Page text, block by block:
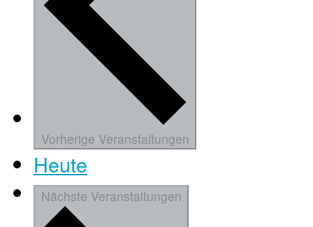
Vorherige Veranstaltungen
Heute
Nächste Veranstaltungen